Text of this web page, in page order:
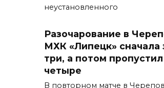
неустановленного
Разочарование в
МХК «Липецк» сначала
три, а потом пропустил
четыре
В повторном матче в